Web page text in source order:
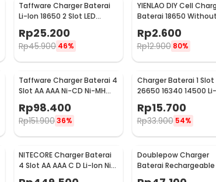
Taffware Charger Baterai
Li-Ion 18650 2 Slot LED
04200-1000
Rp25.200
Rp45.900 46%
YIENLAO DIY Cell
Baterai 18650 Without
Cell - BC-001/2
Rp2.600
Rp12.900 80%
Taffware Charger Baterai 4
Slot AA AAA Ni-CD Ni-MH
Fast Charging LCD -
C905W
Rp98.400
Rp151.90036%
Charger Baterai 1 Slot
26650 16340 14500
Rp15.700
Rp33.900 54%
NITECORE Charger Baterai
4 Slot AA AAA C D Li-Ion Ni-
Doublepow Charger
Baterai